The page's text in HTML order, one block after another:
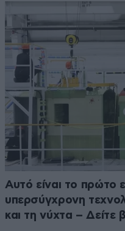
Αυτό είναι το πρώτο
υπερσύγχρονη
και τη νύχτα – Δείτε